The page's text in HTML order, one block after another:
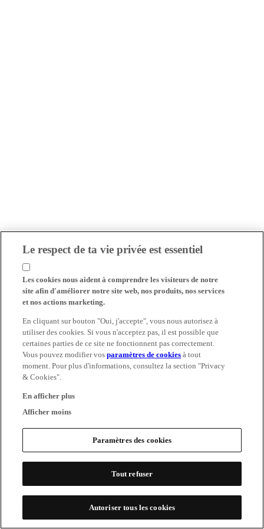
Le respect de ta vie privée est essentiel
Les cookies nous aident à comprendre les visiteurs de notre
site afin d'améliorer notre site web, nos produits, nos services
et nos actions marketing.
En cliquant sur bouton "Oui, j'accepte", vous nous autorisez à
utiliser des cookies. Si vous n'acceptez pas, il est possible que
certaines parties de ce site ne fonctionnent pas correctement.
Vous pouvez modifier vosparamètres de cookies à tout
moment. Pour plus d'informations, consultez la section "Privacy
& Cookies".
En afficher plus
Afficher moins
Paramètres des cookies
Tout refuser
Autoriser tous les cookies